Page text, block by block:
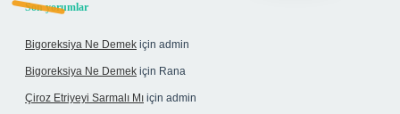
Son yorumlar
Bigoreksiya Ne Demek için admin
Bigoreksiya Ne Demek için Rana
Çiroz Etriyeyi Sarmalı Mı için admin